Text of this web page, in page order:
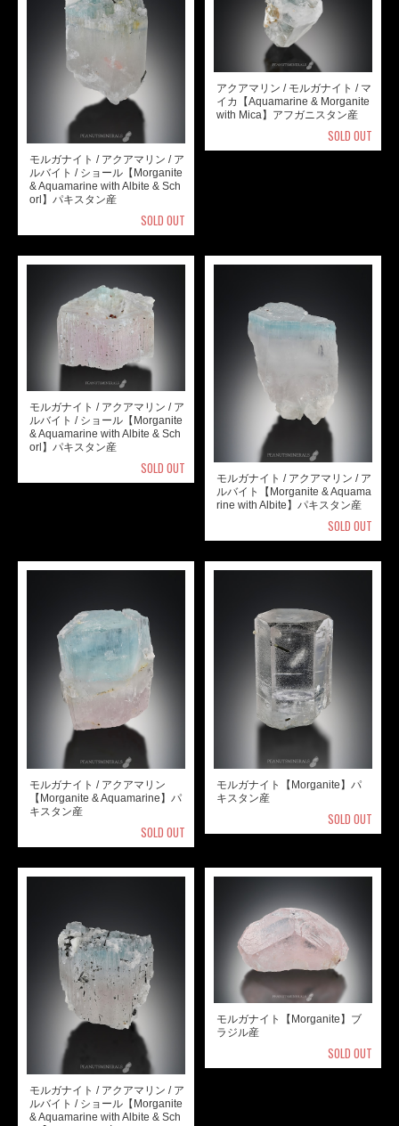
モルガナイト / アクアマリン / ア
ルバイト / ショール【Morganite
& Aquamarine with Albite & Sch
orl】パキスタン産
SOLD OUT
アクアマリン / モルガナイト / マ
イカ【Aquamarine & Morganite
with Mica】アフガニスタン産
SOLD OUT
モルガナイト / アクアマリン / ア
ルバイト / ショール【Morganite
& Aquamarine with Albite & Sch
orl】パキスタン産
SOLD OUT
モルガナイト / アクアマリン / ア
ルバイト【Morganite & Aquama
rine with Albite】パキスタン産
SOLD OUT
モルガナイト / アクアマリン
【Morganite & Aquamarine】パ
キスタン産
SOLD OUT
モルガナイト【Morganite】パ
キスタン産
SOLD OUT
モルガナイト / アクアマリン / ア
ルバイト / ショール【Morganite
& Aquamarine with Albite & Sch
モルガナイト【Morganite】ブ
ラジル産
SOLD OUT